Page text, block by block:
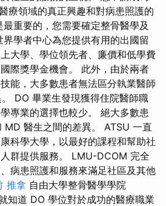
療領域的真正興趣和對病患照護的
重要的，您需要確定整骨醫學及
學者中心為您提供有用的出國留
大學、學位領先者、廉價和低學費
際獎學金機會。 此外，由於兩者
能，大多數患者無法區分執業醫師
DO 畢業生發現獲得住院醫師職
專業的選擇也較少。 絕大多數患
MD 醫生之間的差異。 ATSU 一直
科學大學，以最好的課程和幫助社
群提供服務。 LMU-DCOM 完全
病患照護和服務來滿足社區及其他
推拿 自由大學整骨醫學學院
知道 DO 學位對於成功的醫療職業